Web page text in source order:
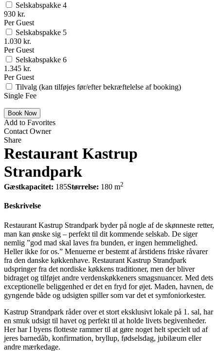
Selskabspakke 4
930 kr.
Per Guest
Selskabspakke 5
1.030 kr.
Per Guest
Selskabspakke 6
1.345 kr.
Per Guest
Tilvalg (kan tilføjes før/efter bekræftelelse af booking)
Single Fee
Add to Favorites
Contact Owner
Share
Restaurant Kastrup
Strandpark
Gæstkapacitet: 185Størrelse: 180 m2
Beskrivelse
Restaurant Kastrup Strandpark byder på nogle af de skønneste retter,
man kan ønske sig – perfekt til dit kommende selskab. De siger
nemlig ”god mad skal laves fra bunden, er ingen hemmelighed.
Heller ikke for os.” Menuerne er bestemt af årstidens friske råvarer
fra den danske køkkenhave. Restaurant Kastrup Strandpark
udspringer fra det nordiske køkkens traditioner, men der bliver
bidraget og tilføjet andre verdenskøkkeners smagsnuancer. Med dets
exceptionelle beliggenhed er det en fryd for øjet. Maden, havnen, de
gyngende både og udsigten spiller som var det et symfoniorkester.
Kastrup Strandpark råder over et stort eksklusivt lokale på 1. sal, har
en smuk udsigt til havet og perfekt til at holde livets begivenheder.
Her har I byens flotteste rammer til at gøre noget helt specielt ud af
jeres barnedåb, konfirmation, bryllup, fødselsdag, jubilæum eller
andre mærkedage.